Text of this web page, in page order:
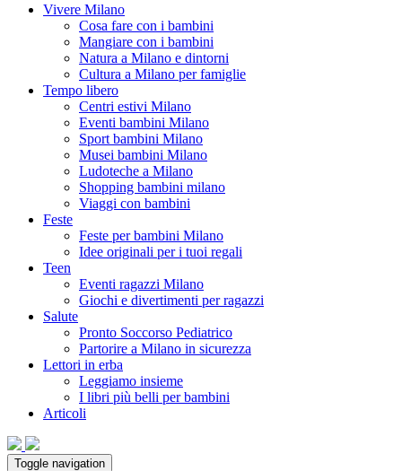
Vivere Milano
Cosa fare con i bambini
Mangiare con i bambini
Natura a Milano e dintorni
Cultura a Milano per famiglie
Tempo libero
Centri estivi Milano
Eventi bambini Milano
Sport bambini Milano
Musei bambini Milano
Ludoteche a Milano
Shopping bambini milano
Viaggi con bambini
Feste
Feste per bambini Milano
Idee originali per i tuoi regali
Teen
Eventi ragazzi Milano
Giochi e divertimenti per ragazzi
Salute
Pronto Soccorso Pediatrico
Partorire a Milano in sicurezza
Lettori in erba
Leggiamo insieme
I libri più belli per bambini
Articoli
Toggle navigation